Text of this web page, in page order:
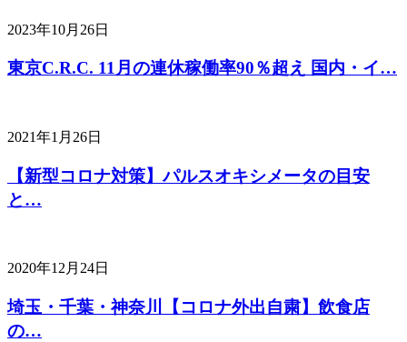
2023年10月26日
東京C.R.C. 11月の連休稼働率90％超え 国内・イ…
2021年1月26日
【新型コロナ対策】パルスオキシメータの目安
と…
2020年12月24日
埼玉・千葉・神奈川【コロナ外出自粛】飲食店
の…